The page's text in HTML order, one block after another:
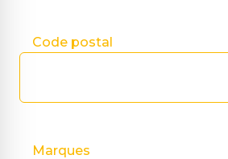
Code postal
Marques